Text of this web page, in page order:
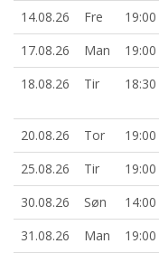
14.08.26
Fre 19:00
17.08.26
Man 19:00
18.08.26
Tir 18:30
20.08.26
Tor 19:00
25.08.26
Tir 19:00
30.08.26
Søn 14:00
31.08.26
Man 19:00